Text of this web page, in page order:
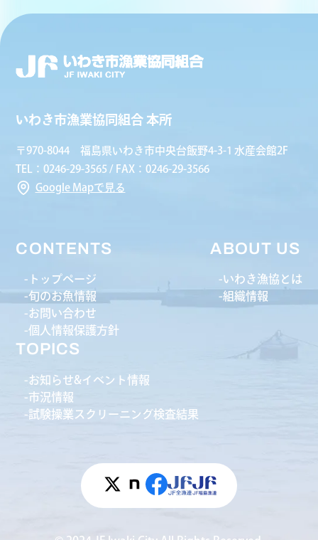
いわき市漁業協同組合 本所
〒970-8044 福島県いわき市中央台飯野4-3-1 水産会館2F
TEL：0246-29-3565 / FAX：0246-29-3566
Google Mapで見る
CONTENTS
トップページ
旬のお魚情報
お問い合わせ
個人情報保護方針
ABOUT US
いわき漁協とは
組織情報
TOPICS
お知らせ&イベント情報
市況情報
試験操業スクリーニング検査結果